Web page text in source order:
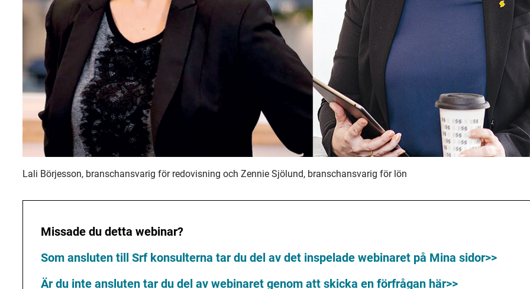
Lali Börjesson, branschansvarig för redovisning och Zennie Sjölund, branschansvarig för lön
Missade du detta webinar?
Som ansluten till Srf konsulterna tar du del av det inspelade webinaret på Mina sidor>>
Är du inte ansluten tar du del av webinaret genom att skicka en förfrågan här>>